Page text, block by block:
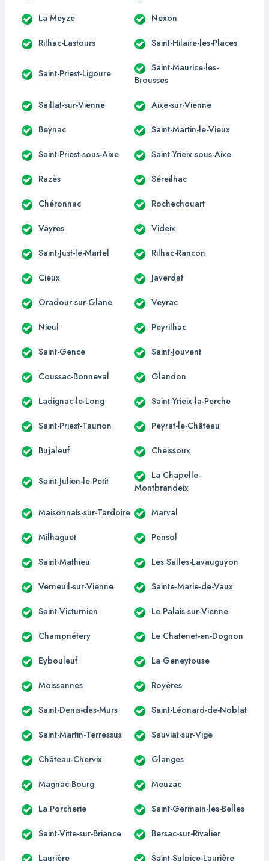
La Meyze Nexon
Rilhac-Lastours Saint-Hilaire-les-Places
Saint-Priest-Ligoure
Saint-Maurice-les-
Brousses
Saillat-sur-Vienne Aixe-sur-Vienne
Beynac Saint-Martin-le-Vieux
Saint-Priest-sous-Aixe Saint-Yrieix-sous-Aixe
Razès Séreilhac
Chéronnac Rochechouart
Vayres Videix
Saint-Just-le-Martel Rilhac-Rancon
Cieux Javerdat
Oradour-sur-Glane Veyrac
Nieul Peyrilhac
Saint-Gence Saint-Jouvent
Coussac-Bonneval Glandon
Ladignac-le-Long Saint-Yrieix-la-Perche
Saint-Priest-Taurion Peyrat-le-Château
Bujaleuf Cheissoux
Saint-Julien-le-Petit
La Chapelle-
Montbrandeix
Maisonnais-sur-Tardoire Marval
Milhaguet Pensol
Saint-Mathieu Les Salles-Lavauguyon
Verneuil-sur-Vienne Sainte-Marie-de-Vaux
Saint-Victurnien Le Palais-sur-Vienne
Champnétery Le Chatenet-en-Dognon
Eybouleuf La Geneytouse
Moissannes Royères
Saint-Denis-des-Murs Saint-Léonard-de-Noblat
Saint-Martin-Terressus Sauviat-sur-Vige
Château-Chervix Glanges
Magnac-Bourg Meuzac
La Porcherie Saint-Germain-les-Belles
Saint-Vitte-sur-Briance Bersac-sur-Rivalier
Laurière Saint-Sulpice-Laurière